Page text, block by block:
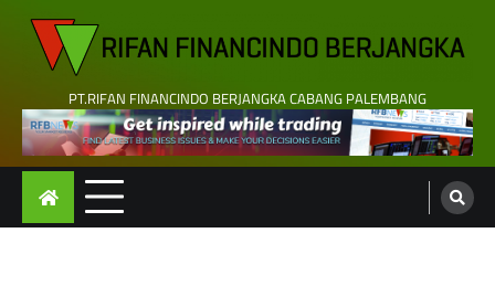
content
PT.RIFAN FINANCINDO BERJANGKA CABANG PALEMBANG